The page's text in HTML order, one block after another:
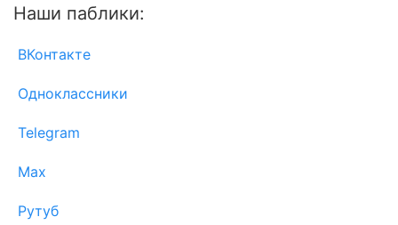
Наши паблики:
ВКонтакте
Одноклассники
Telegram
Max
Рутуб